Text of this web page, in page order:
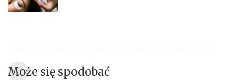
Może się spodobać